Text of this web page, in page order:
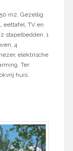
m2. Gezellig
eettafel, TV en
stapelbedden. 1
4
elektrische
Ter
huis.